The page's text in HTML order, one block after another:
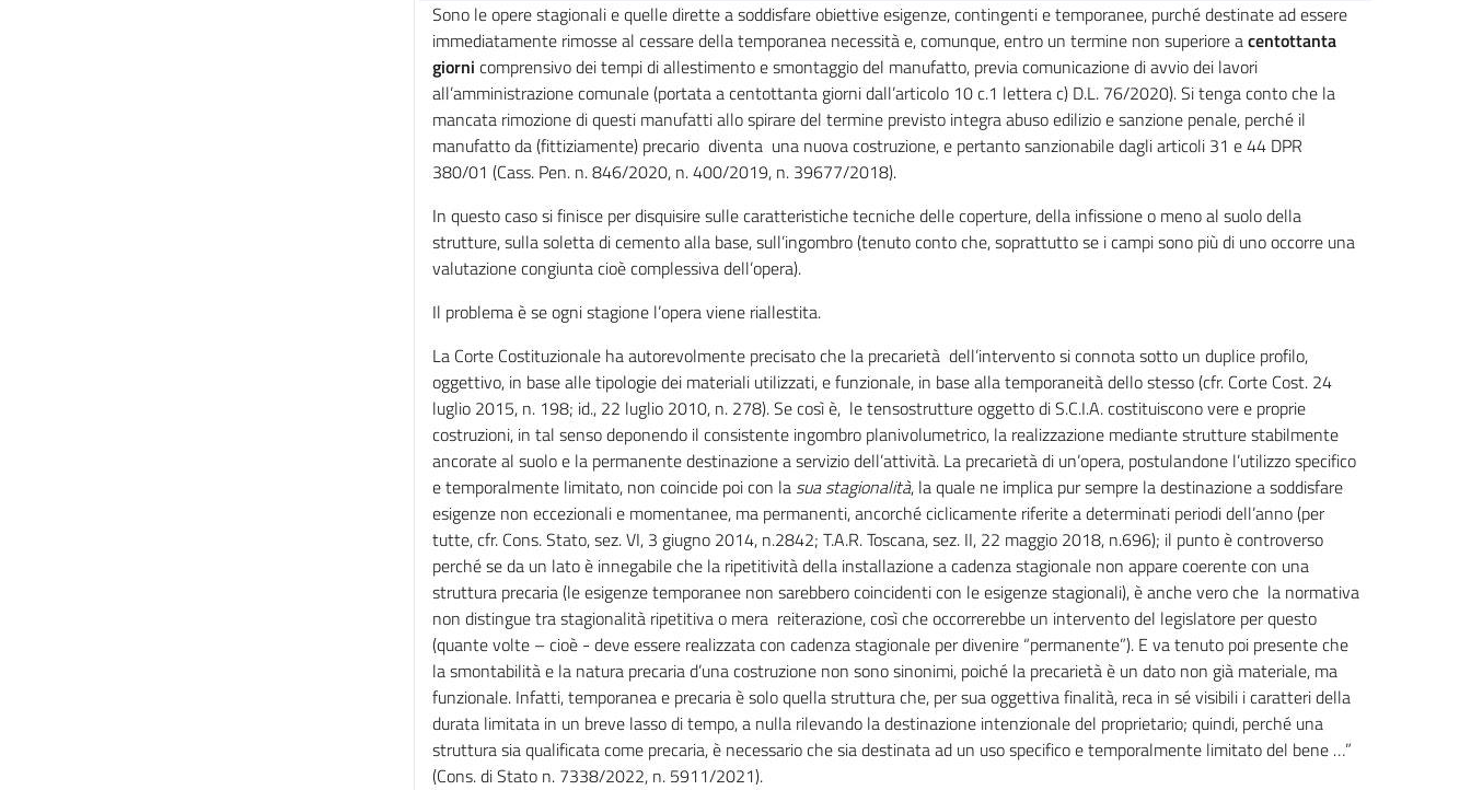
Sono le opere stagionali e quelle dirette a soddisfare obiettive esigenze, contingenti e temporanee, purché destinate ad essere
immediatamente rimosse al cessare della temporanea necessità e, comunque, entro un termine non superiore acentottanta
giorni comprensivo dei tempi di allestimento e smontaggio del manufatto, previa comunicazione di avvio dei lavori
all’amministrazione comunale (portata a centottanta giorni dall’articolo 10 c.1 lettera c) D.L. 76/2020). Si tenga conto che la
mancata rimozione di questi manufatti allo spirare del termine previsto integra abuso edilizio e sanzione penale, perché il
manufatto da (fittiziamente) precario diventa una nuova costruzione, e pertanto sanzionabile dagli articoli 31 e 44 DPR
380/01 (Cass. Pen. n. 846/2020, n. 400/2019, n. 39677/2018).
In questo caso si finisce per disquisire sulle caratteristiche tecniche delle coperture, della infissione o meno al suolo della
strutture, sulla soletta di cemento alla base, sull’ingombro (tenuto conto che, soprattutto se i campi sono più di uno occorre una
valutazione congiunta cioè complessiva dell’opera).
Il problema è se ogni stagione l’opera viene riallestita.
La Corte Costituzionale ha autorevolmente precisato che la precarietà dell’intervento si connota sotto un duplice profilo,
oggettivo, in base alle tipologie dei materiali utilizzati, e funzionale, in base alla temporaneità dello stesso (cfr. Corte Cost. 24
luglio 2015, n. 198; id., 22 luglio 2010, n. 278). Se così è, le tensostrutture oggetto di S.C.I.A. costituiscono vere e proprie
costruzioni, in tal senso deponendo il consistente ingombro planivolumetrico, la realizzazione mediante strutture stabilmente
ancorate al suolo e la permanente destinazione a servizio dell’attività. La precarietà di un’opera, postulandone l’utilizzo specifico
e temporalmente limitato, non coincide poi con la sua stagionalità, la quale ne implica pur sempre la destinazione a soddisfare
esigenze non eccezionali e momentanee, ma permanenti, ancorché ciclicamente riferite a determinati periodi dell’anno (per
tutte, cfr. Cons. Stato, sez. VI, 3 giugno 2014, n.2842; T.A.R. Toscana, sez. II, 22 maggio 2018, n.696); il punto è controverso
perché se da un lato è innegabile che la ripetitività della installazione a cadenza stagionale non appare coerente con una
struttura precaria (le esigenze temporanee non sarebbero coincidenti con le esigenze stagionali), è anche vero che la normativa
non distingue tra stagionalità ripetitiva o mera reiterazione, così che occorrerebbe un intervento del legislatore per questo
(quante volte – cioè - deve essere realizzata con cadenza stagionale per divenire “permanente”). E va tenuto poi presente che
la smontabilità e la natura precaria d’una costruzione non sono sinonimi, poiché la precarietà è un dato non già materiale, ma
funzionale. Infatti, temporanea e precaria è solo quella struttura che, per sua oggettiva finalità, reca in sé visibili i caratteri della
durata limitata in un breve lasso di tempo, a nulla rilevando la destinazione intenzionale del proprietario; quindi, perché una
struttura sia qualificata come precaria, è necessario che sia destinata ad un uso specifico e temporalmente limitato del bene …”
(Cons. di Stato n. 7338/2022, n. 5911/2021).